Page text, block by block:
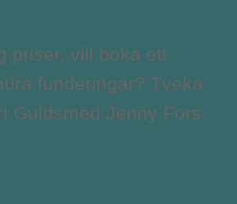
priser, vill boka ett
funderingar? Tveka
Guldsmed Jenny Fors